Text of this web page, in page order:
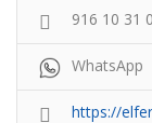
916 10 31
WhatsApp
https://